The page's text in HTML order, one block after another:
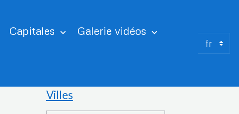
Capitales
Galerie vidéos
Villes